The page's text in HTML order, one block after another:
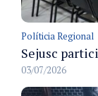
Políticia Regional
03/07/2026